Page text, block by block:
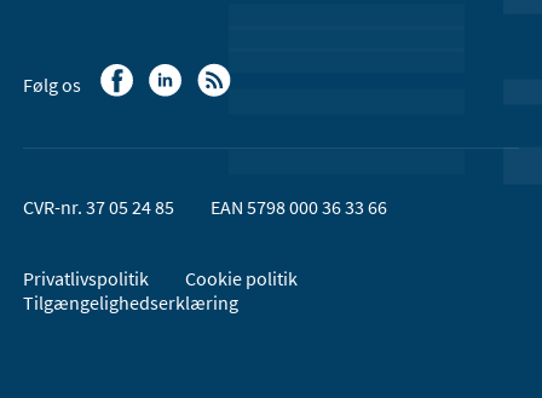
Følg os
CVR-nr. 37 05 24 85 EAN 5798 000 36 33 66
Privatlivspolitik
Cookie politik
Tilgængelighedserklæring